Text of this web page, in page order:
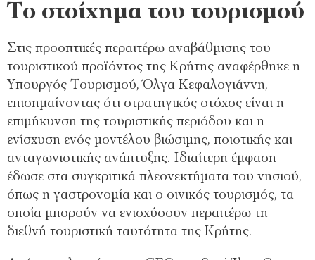
Το στοίχημα του τουρισμού
Στις προοπτικές περαιτέρω αναβάθμισης του
τουριστικού προϊόντος της Κρήτης αναφέρθηκε η
Υπουργός Τουρισμού, Όλγα Κεφαλογιάννη,
επισημαίνοντας ότι στρατηγικός στόχος είναι η
επιμήκυνση της τουριστικής περιόδου και η
ενίσχυση ενός μοντέλου βιώσιμης, ποιοτικής και
ανταγωνιστικής ανάπτυξης. Ιδιαίτερη έμφαση
έδωσε στα συγκριτικά πλεονεκτήματα του νησιού,
όπως η γαστρονομία και ο οινικός τουρισμός, τα
οποία μπορούν να ενισχύσουν περαιτέρω τη
διεθνή τουριστική ταυτότητα της Κρήτης.